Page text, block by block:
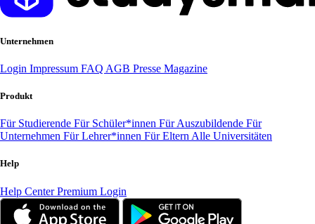
Unternehmen
Login Impressum FAQ AGB Presse Magazine
Produkt
Für Studierende Für Schüler*innen Für Auszubildende Für
Unternehmen Für Lehrer*innen Für Eltern Alle Universitäten
Help
Help CenterPremium Login